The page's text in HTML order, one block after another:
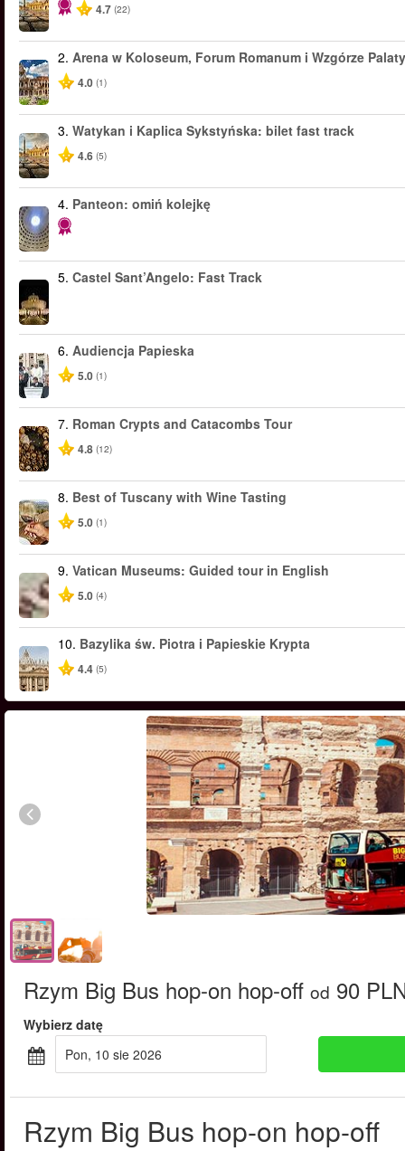
4.7 (22)
2. Arena w Koloseum, Forum Romanum i Wzgórze
4.0 (1)
3. Watykan i Kaplica Sykstyńska: bilet fast track
4.6 (5)
4. Panteon: omiń kolejkę
5. Castel Sant’Angelo: Fast Track
6. Audiencja Papieska
5.0 (1)
7. Roman Crypts and Catacombs Tour
4.8 (12)
8. Best of Tuscany with Wine Tasting
5.0 (1)
9. Vatican Museums: Guided tour in English
5.0 (4)
10. Bazylika św. Piotra i Papieskie Krypta
4.4 (5)
Rzym Big Bus hop-on hop-off od 90
Wybierz datę
pon, 10 sie 2026
Rzym Big Bus hop-on hop-off